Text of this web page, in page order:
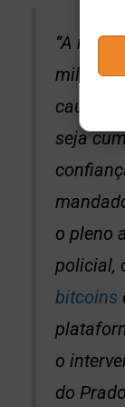
“A
milhão
causar,
seja
o pleno
policial,
bitcoins
o
do